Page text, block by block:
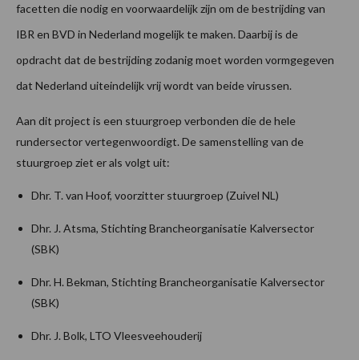
facetten die nodig en voorwaardelijk zijn om de bestrijding van
IBR en BVD in Nederland mogelijk te maken. Daarbij is de
opdracht dat de bestrijding zodanig moet worden vormgegeven
dat Nederland uiteindelijk vrij wordt van beide virussen.
Aan dit project is een stuurgroep verbonden die de hele
rundersector vertegenwoordigt. De samenstelling van de
stuurgroep ziet er als volgt uit:
Dhr. T. van Hoof, voorzitter stuurgroep (Zuivel NL)
Dhr. J. Atsma, Stichting Brancheorganisatie Kalversector
(SBK)
Dhr. H. Bekman, Stichting Brancheorganisatie Kalversector
(SBK)
Dhr. J. Bolk, LTO Vleesveehouderij